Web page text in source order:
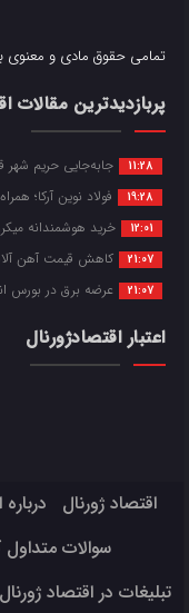
تمامی حقوق مادی و معنوی
پربازدیدترین مقالات
11:28 جابه‌جایی حریم شهر
19:28 فولاد نوین آرکا؛
12:01 خرید هوشمندانه
21:07 کاهش قیمت آهن
21:07 عرضه برق در بورس
اعتبار اقتصادژورنال
اقتصاد ژورنال
سوالات متداول
تبلیغات در اقتصاد ژورنال